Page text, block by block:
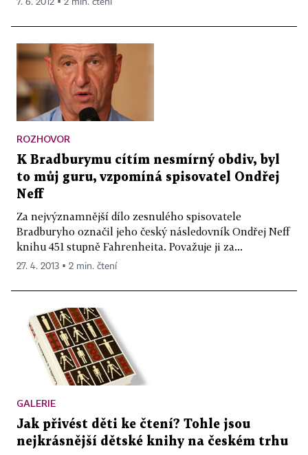
7. 6. 2012 ▪ 2 min. čtení
ROZHOVOR
K Bradburymu cítím nesmírný obdiv, byl
to můj guru, vzpomíná spisovatel Ondřej
Neff
Za nejvýznamnější dílo zesnulého spisovatele
Bradburyho označil jeho český následovník Ondřej Neff
knihu 451 stupně Fahrenheita. Považuje ji za...
27. 4. 2013 ▪ 2 min. čtení
GALERIE
Jak přivést děti ke čtení? Tohle jsou
nejkrásnější dětské knihy na českém trhu